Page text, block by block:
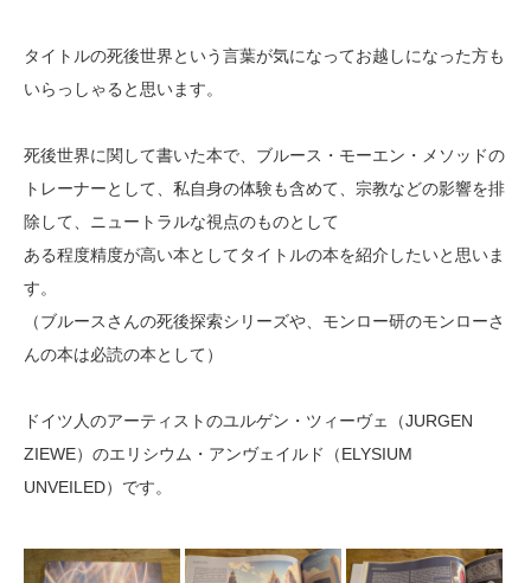
タイトルの死後世界という言葉が気になってお越しになった方も
いらっしゃると思います。
死後世界に関して書いた本で、ブルース・モーエン・メソッドの
トレーナーとして、私自身の体験も含めて、宗教などの影響を排
除して、ニュートラルな視点のものとして
ある程度精度が高い本としてタイトルの本を紹介したいと思いま
す。
（ブルースさんの死後探索シリーズや、モンロー研のモンローさ
んの本は必読の本として）
ドイツ人のアーティストのユルゲン・ツィーヴェ（JURGEN
ZIEWE）のエリシウム・アンヴェイルド（ELYSIUM
UNVEILED）です。